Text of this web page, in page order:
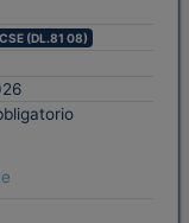
(DL.81 08)